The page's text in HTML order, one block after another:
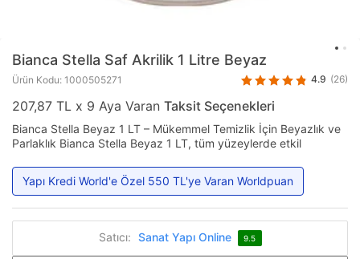
Bianca Stella Saf Akrilik 1 Litre Beyaz
Ürün Kodu: 1000505271 4.9 (26)
207,87 TL x 9 Aya Varan Taksit Seçenekleri
Bianca Stella Beyaz 1 LT – Mükemmel Temizlik İçin Beyazlık ve
Parlaklık Bianca Stella Beyaz 1 LT, tüm yüzeylerde etkil
Yapı Kredi World'e Özel 550 TL'ye Varan Worldpuan
Satıcı: Sanat Yapı Online 9.5